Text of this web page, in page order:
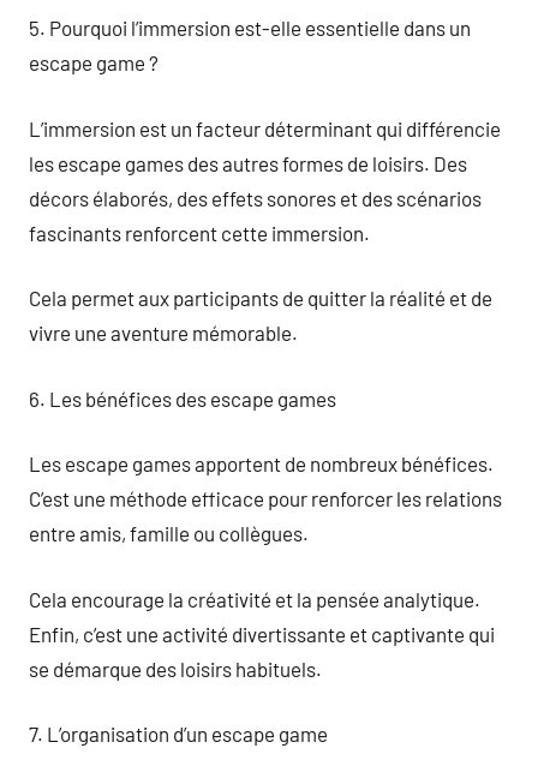
5. Pourquoi l’immersion est-elle essentielle dans un
escape game ?
L’immersion est un facteur déterminant qui différencie
les escape games des autres formes de loisirs. Des
décors élaborés, des effets sonores et des scénarios
fascinants renforcent cette immersion.
Cela permet aux participants de quitter la réalité et de
vivre une aventure mémorable.
6. Les bénéfices des escape games
Les escape games apportent de nombreux bénéfices.
C’est une méthode efficace pour renforcer les relations
entre amis, famille ou collègues.
Cela encourage la créativité et la pensée analytique.
Enfin, c’est une activité divertissante et captivante qui
se démarque des loisirs habituels.
7. L’organisation d’un escape game